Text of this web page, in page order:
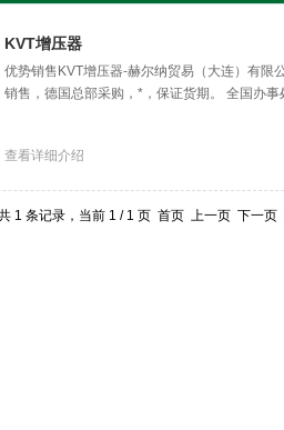
KVT增压器
优势销售KVT增压器-赫尔纳贸易（大连）有限
销售，德国总部采购，*，保证货期。 全国办事
查看详细介绍
1 条记录，当前 1 / 1 页 首页 上一页 下一页